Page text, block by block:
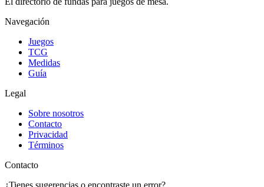
Navegación
Juegos
TCG
Medidas
Guía
Legal
Sobre nosotros
Contacto
Privacidad
Términos
Contacto